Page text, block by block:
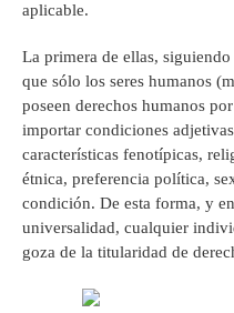
aplicable.
La primera de ellas,
que sólo los seres humanos
poseen derechos humanos
importar condiciones
características fenotípicas,
étnica, preferencia política,
condición. De esta forma, y
universalidad, cualquier
goza de la titularidad de